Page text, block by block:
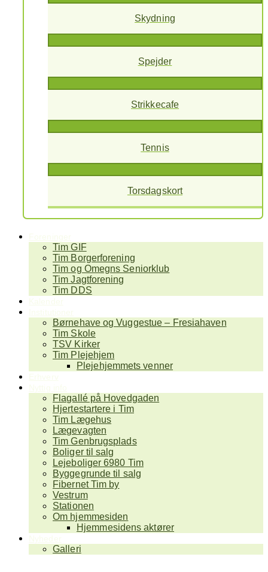
Skydning
Spejder
Strikkecafe
Tennis
Torsdagskort
Tim GIF
Tim Borgerforening
Tim og Omegns Seniorklub
Tim Jagtforening
Tim DDS
Børnehave og Vuggestue – Fresiahaven
Tim Skole
TSV Kirker
Tim Plejehjem
Plejehjemmets venner
Flagallé på Hovedgaden
Hjertestartere i Tim
Tim Lægehus
Lægevagten
Tim Genbrugsplads
Boliger til salg
Lejeboliger 6980 Tim
Byggegrunde til salg
Fibernet Tim by
Vestrum
Stationen
Om hjemmesiden
Hjemmesidens aktører
Galleri